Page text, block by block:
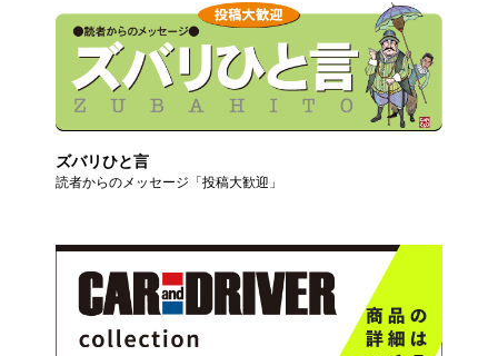
ズバリひと言
読者からのメッセージ「投稿大歓迎」